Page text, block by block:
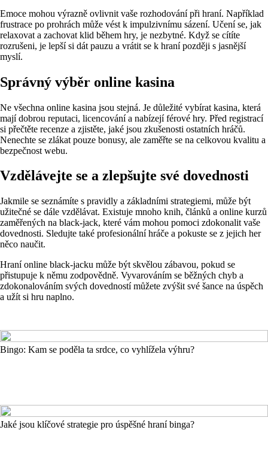
Emoce mohou výrazně ovlivnit vaše rozhodování při hraní. Například
frustrace po prohrách může vést k impulzivnímu sázení. Učení se, jak
relaxovat a zachovat klid během hry, je nezbytné. Když se cítíte
rozrušeni, je lepší si dát pauzu a vrátit se k hraní později s jasnější
myslí.
Správný výběr online kasina
Ne všechna online kasina jsou stejná. Je důležité vybírat kasina, která
mají dobrou reputaci, licencování a nabízejí férové hry. Před registrací
si přečtěte recenze a zjistěte, jaké jsou zkušenosti ostatních hráčů.
Nenechte se zlákat pouze bonusy, ale zaměřte se na celkovou kvalitu a
bezpečnost webu.
Vzdělávejte se a zlepšujte své dovednosti
Jakmile se seznámíte s pravidly a základními strategiemi, může být
užitečné se dále vzdělávat. Existuje mnoho knih, článků a online kurzů
zaměřených na black-jack, které vám mohou pomoci zdokonalit vaše
dovednosti. Sledujte také profesionální hráče a pokuste se z jejich her
něco naučit.
Hraní online black-jacku může být skvělou zábavou, pokud se
přistupuje k němu zodpovědně. Vyvarováním se běžných chyb a
zdokonalováním svých dovedností můžete zvýšit své šance na úspěch
a užít si hru naplno.
Bingo: Kam se poděla ta srdce, co vyhlížela výhru?
Jaké jsou klíčové strategie pro úspěšné hraní binga?